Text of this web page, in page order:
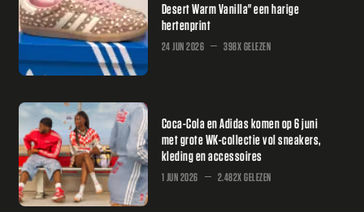
Desert Warm Vanilla" een harige
hertenprint
24 JUN 2026 398X GELEZEN
Coca-Cola en Adidas komen op 6 juni
met grote WK-collectie vol sneakers,
kleding en accessoires
1 JUN 2026 2.482X GELEZEN